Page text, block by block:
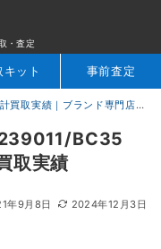
・査定
キット 事前査定
取実績｜ブランド専門店LIFE
BC35
取実績
年9月8日 2024年12月3日